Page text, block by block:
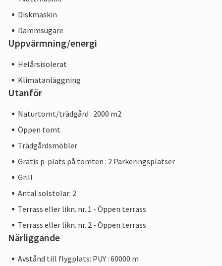
Diskmaskin
Dammsugare
Uppvärmning/energi
Helårsisolerat
Klimatanläggning
Utanför
Naturtomt/trädgård : 2000 m2
Öppen tomt
Trädgårdsmöbler
Gratis p-plats på tomten : 2 Parkeringsplatser
Grill
Antal solstolar: 2
Terrass eller likn. nr. 1 - Öppen terrass
Terrass eller likn. nr. 2 - Öppen terrass
Närliggande
Avstånd till flygplats: PUY : 60000 m